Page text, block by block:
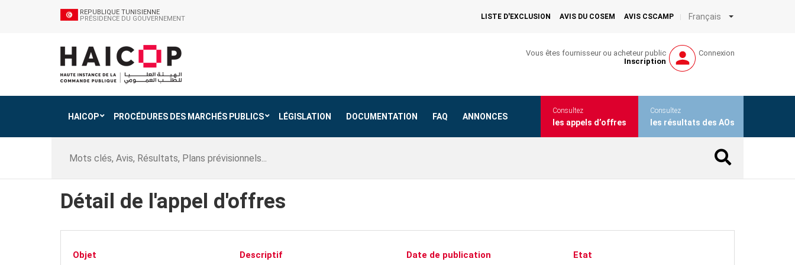
REPUBLIQUE TUNISIENNE
PRÉSIDENCE DU GOUVERNEMENT
LISTE D'EXCLUSION AVIS DU COSEM AVIS CSCAMP Français
Vous êtes fournisseur ou acheteur public
Inscription
Connexion
HAICOP PROCÉDURES DES MARCHÉS PUBLICS LÉGISLATION DOCUMENTATION FAQ ANNONCES
Consultez
les appels d’offres
Consultez
les résultats des AOs
Détail de l'appel d'offres
Objet Descriptif Date de publication Etat